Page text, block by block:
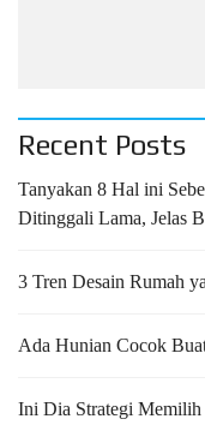
Recent Posts
Tanyakan 8 Hal ini
Ditinggali Lama, Jelas
3 Tren Desain Rumah
Ada Hunian Cocok
Ini Dia Strategi